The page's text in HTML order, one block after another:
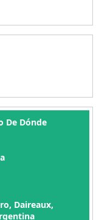
De Dónde
Daireaux,